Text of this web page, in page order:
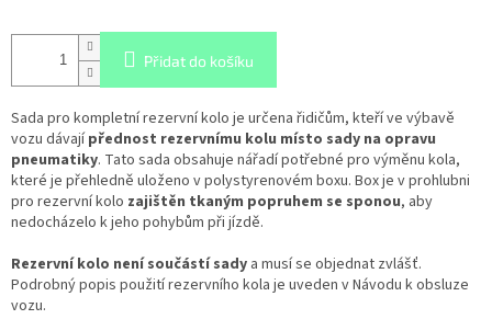
Přidat do košíku
Sada pro kompletní rezervní kolo je určena řidičům, kteří ve výbavě
vozu dávajípřednost rezervnímu kolu místo sady na opravu
pneumatiky. Tato sada obsahuje nářadí potřebné pro výměnu kola,
které je přehledně uloženo v polystyrenovém boxu. Box je v prohlubni
pro rezervní kolo zajištěn tkaným popruhem se sponou, aby
nedocházelo k jeho pohybům při jízdě.
Rezervní kolo není součástí sady a musí se objednat zvlášť.
Podrobný popis použití rezervního kola je uveden v Návodu k obsluze
vozu.